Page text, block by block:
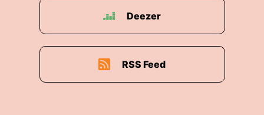
Deezer
RSS Feed